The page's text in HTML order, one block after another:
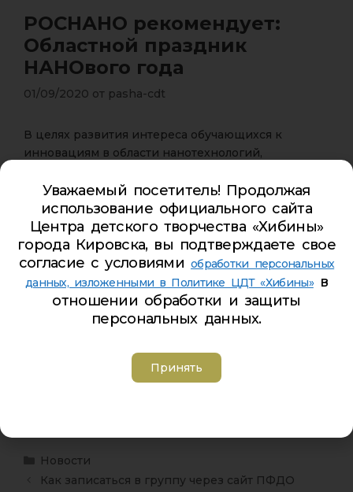
РОСНАНО рекомендует:
Областной праздник
НАНОвого года
01/09/2020 от pasha-cdt
В целях развития интереса обучающихся к
инновациям в области нанотехнологий,
проектов, МОЦДО «Лапландия» проводит
областной Праздник Нанового года 10 сентября
2020 года в дистанционном формате.
К участию приглашаются обучающиеся в возрасте
13 – 16 лет.
Мероприятие будет транслироваться с 15:00 в
онлайн-формате в
официальной группе
Участникам Праздника необходимо в срок до 7
Новости
Как записаться в группу через сайт ПФДО
Уважаемый посетитель! Продолжая
использование официального сайта
Центра детского творчества «Хибины»
города Кировска, вы подтверждаете свое
согласие с условиями обработки персональных
данных, изложенными в Политике ЦДТ «Хибины»в
отношении обработки и защиты
персональных данных.
Принять